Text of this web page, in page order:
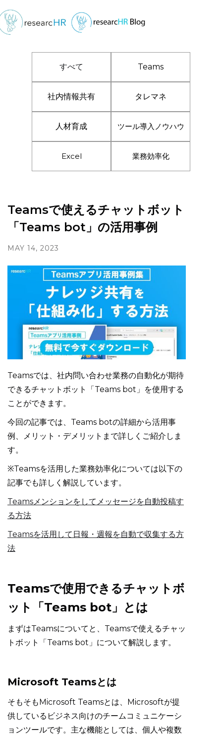
すべて Teams
社内情報共有 タレマネ
人材育成 ツール導入ノウハウ
Excel 業務効率化
Teamsで使えるチャットボット
「Teams bot」の活用事例
MAY 14, 2023
Teamsでは、社内問い合わせ業務の自動化が期待
できるチャットボット「Teams bot」を使用する
ことができます。
今回の記事では、Teams botの詳細から活用事
例、メリット・デメリットまで詳しくご紹介しま
す。
※Teamsを活用した業務効率化については以下の
記事でも詳しく解説しています。
Teamsメンションをしてメッセージを自動投稿す
る方法
Teamsを活用して日報・週報を自動で収集する方
法
Teamsで使用できるチャットボ
ット「Teams bot」とは
まずはTeamsについてと、Teamsで使えるチャッ
トボット「Teams bot」について解説します。
Microsoft Teamsとは
そもそもMicrosoft Teamsとは、Microsoftが提
供しているビジネス向けのチームコミュニケーシ
ョンツールです。主な機能としては、個人や複数